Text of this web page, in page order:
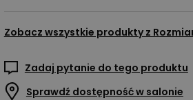
Zobacz wszystkie produkty z
Zadaj pytanie do tego produktu
Sprawdź dostępność w salonie